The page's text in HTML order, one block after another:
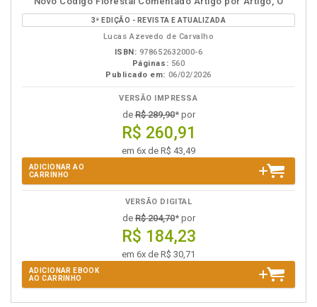
em
eBook
na
B.V.
3ª EDIÇÃO - REVISTA E ATUALIZADA
Lucas Azevedo de Carvalho
ISBN: 978652632000-6
Páginas: 560
Publicado em: 06/02/2026
VERSÃO IMPRESSA
deR$ 289,90* por
R$ 260,91
em 6x de R$ 43,49
ADICIONAR AO
CARRINHO
VERSÃO DIGITAL
deR$ 204,70* por
R$ 184,23
em 6x de R$ 30,71
ADICIONAR EBOOK
AO CARRINHO